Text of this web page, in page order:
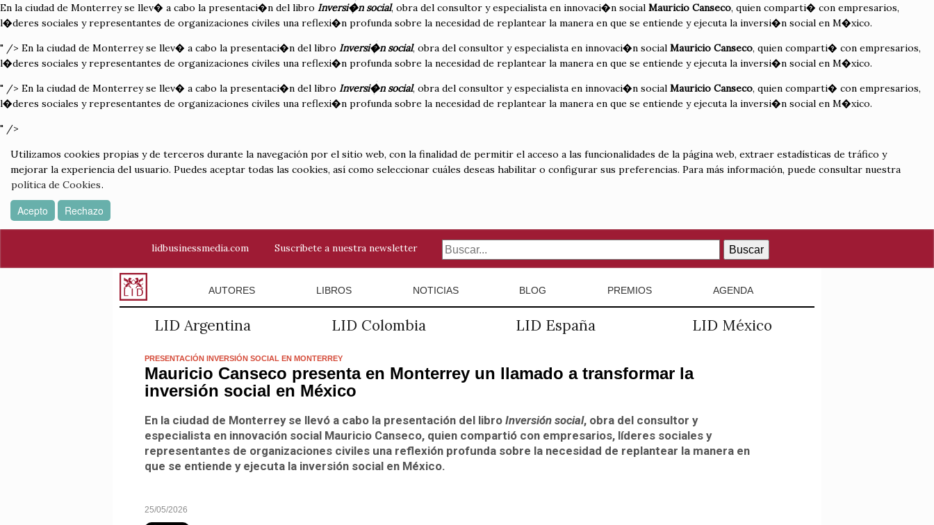
En la ciudad de Monterrey se llev� a cabo la presentaci�n del libro Inversi�n social, obra del consultor y especialista en innovaci�n social Mauricio Canseco, quien comparti� con empresarios,
l�deres sociales y representantes de organizaciones civiles una reflexi�n profunda sobre la necesidad de replantear la manera en que se entiende y ejecuta la inversi�n social en M�xico.
" /> En la ciudad de Monterrey se llev� a cabo la presentaci�n del libro Inversi�n social, obra del consultor y especialista en innovaci�n social Mauricio Canseco, quien comparti� con empresarios,
l�deres sociales y representantes de organizaciones civiles una reflexi�n profunda sobre la necesidad de replantear la manera en que se entiende y ejecuta la inversi�n social en M�xico.
" /> En la ciudad de Monterrey se llev� a cabo la presentaci�n del libro Inversi�n social, obra del consultor y especialista en innovaci�n social Mauricio Canseco, quien comparti� con empresarios,
l�deres sociales y representantes de organizaciones civiles una reflexi�n profunda sobre la necesidad de replantear la manera en que se entiende y ejecuta la inversi�n social en M�xico.
" />
Utilizamos cookies propias y de terceros durante la navegación por el sitio web, con la finalidad de permitir el acceso a las funcionalidades de la página web, extraer estadísticas de tráfico y
mejorar la experiencia del usuario. Puedes aceptar todas las cookies, así como seleccionar cuáles deseas habilitar o configurar sus preferencias. Para más información, puede consultar nuestra
política de Cookies.
Acepto Rechazo
lidbusinessmedia.com Suscríbete a nuestra newsletter Buscar
AUTORES LIBROS NOTICIAS BLOG PREMIOS AGENDA
LID Argentina LID Colombia LID España LID México
PRESENTACIÓN INVERSIÓN SOCIAL EN MONTERREY
Mauricio Canseco presenta en Monterrey un llamado a transformar la
inversión social en México
En la ciudad de Monterrey se llevó a cabo la presentación del libro Inversión social, obra del consultor y
especialista en innovación social Mauricio Canseco, quien compartió con empresarios, líderes sociales y
representantes de organizaciones civiles una reflexión profunda sobre la necesidad de replantear la manera en
que se entiende y ejecuta la inversión social en México.
25/05/2026